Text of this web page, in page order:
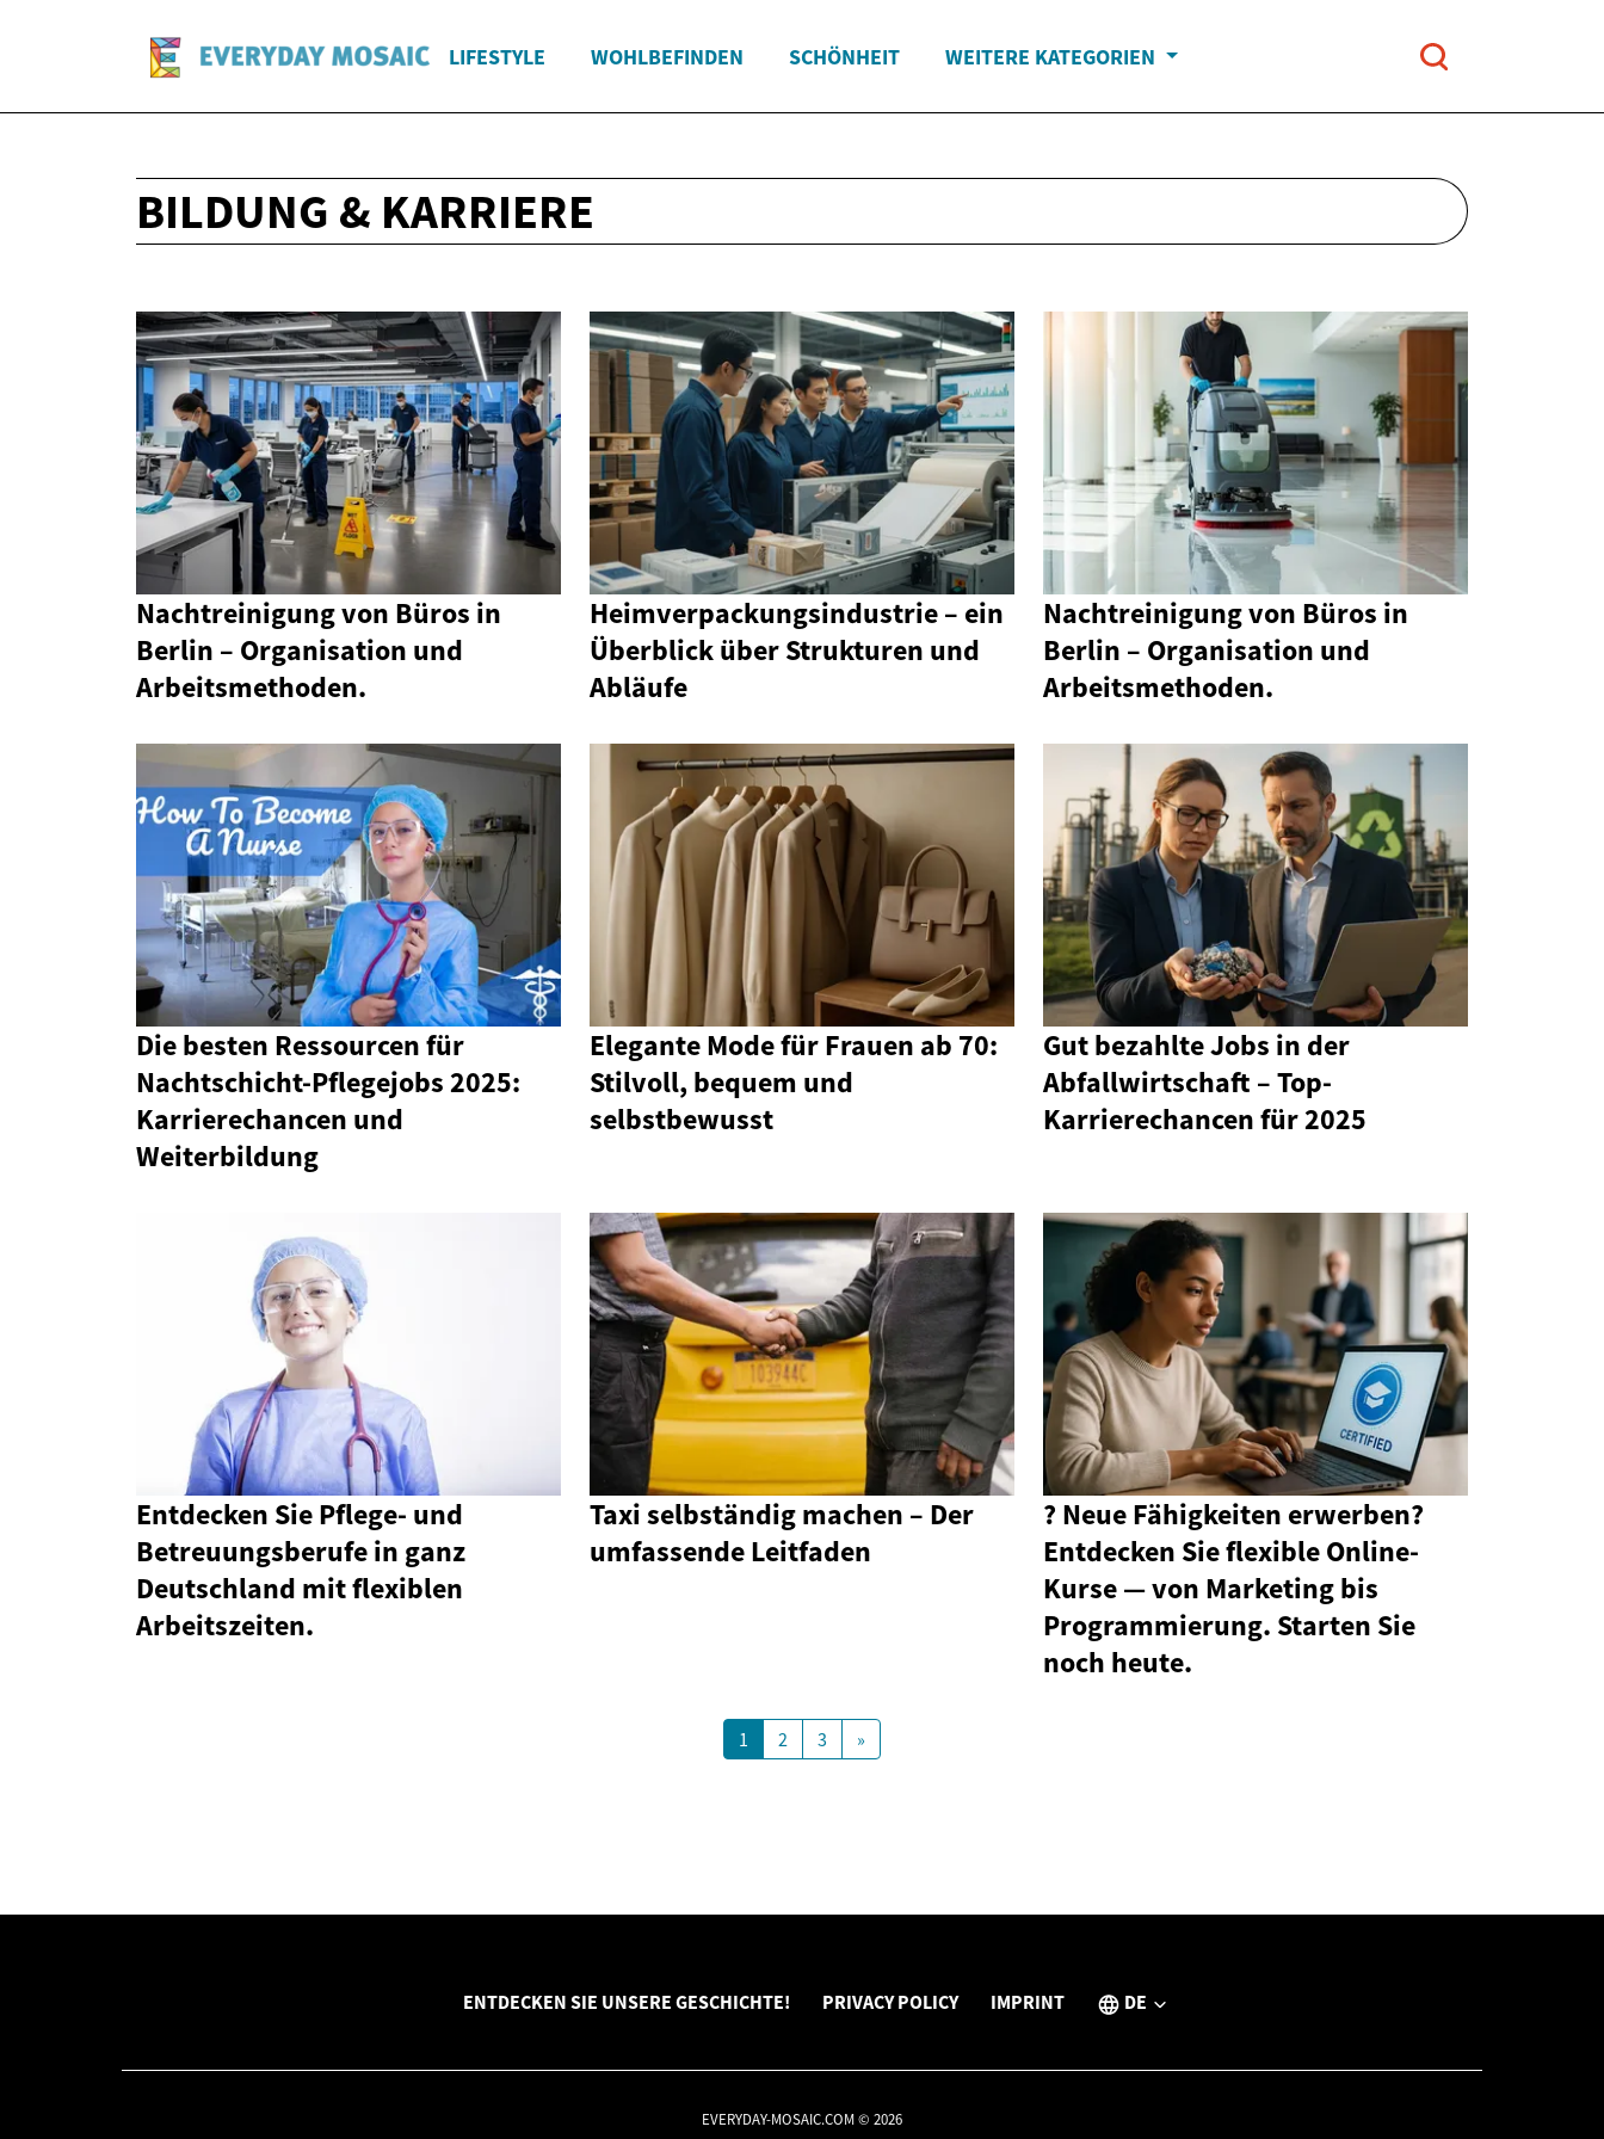
LIFESTYLE WOHLBEFINDEN SCHÖNHEIT WEITERE KATEGORIEN
BILDUNG & KARRIERE
Nachtreinigung von Büros in
Berlin – Organisation und
Arbeitsmethoden.
Heimverpackungsindustrie – ein
Überblick über Strukturen und
Abläufe
Nachtreinigung von Büros in
Berlin – Organisation und
Arbeitsmethoden.
Die besten Ressourcen für
Nachtschicht-Pflegejobs 2025:
Karrierechancen und
Weiterbildung
Elegante Mode für Frauen ab 70:
Stilvoll, bequem und
selbstbewusst
Gut bezahlte Jobs in der
Abfallwirtschaft – Top-
Karrierechancen für 2025
Entdecken Sie Pflege- und
Betreuungsberufe in ganz
Deutschland mit flexiblen
Arbeitszeiten.
Taxi selbständig machen – Der
umfassende Leitfaden
? Neue Fähigkeiten erwerben?
Entdecken Sie flexible Online-
Kurse — von Marketing bis
Programmierung. Starten Sie
noch heute.
1 2 3 »
ENTDECKEN SIE UNSERE GESCHICHTE! PRIVACY POLICY IMPRINT DE
EVERYDAY-MOSAIC.COM © 2026